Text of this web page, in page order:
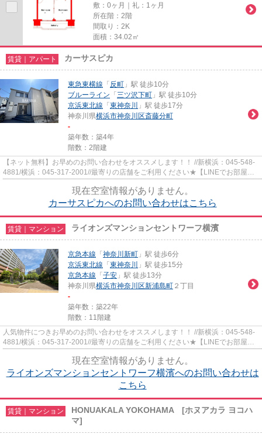
敷：0ヶ月｜礼：1ヶ月
所在階：2階
間取り：2K
面積：34.02㎡
賃貸｜アパート カーサスピカ
東急東横線 「 反町 」駅 徒歩10分
ブルーライン 「 三ツ沢下町 」駅 徒歩10分
京浜東北線 「 東神奈川
」駅 徒歩17分
神奈川県横浜市神奈川区斎藤分町
-
築年数：築4年
階数：2階建
【ネット無料】お早めのお問い合わせをオススメします！！ //新横浜：045-548-
4881/横浜：045-317-2001//最寄りの店舗をご利用ください★【LINEでお部屋探
現在空室情報がありません。
カーサスピカへのお問い合わせはこちら
賃貸｜マンション ライオンズマンションセントワーフ横濱
京急本線 「 神奈川新町 」駅 徒歩6分
京浜東北線 「 東神奈川
」駅 徒歩15分
京急本線 「 子安 」駅 徒歩13分
神奈川県横浜市神奈川区新浦島町 ２丁目
-
築年数：築22年
階数：11階建
人気物件につきお早めのお問い合わせをオススメします！！ //新横浜：045-548-
4881/横浜：045-317-2001//最寄りの店舗をご利用ください★【LINEでお部屋探
現在空室情報がありません。
ライオンズマンションセントワーフ横濱へのお問い合わせは
こちら
賃貸｜マンション
HONUAKALA YOKOHAMA [ホヌアカラ ヨコハ
マ]